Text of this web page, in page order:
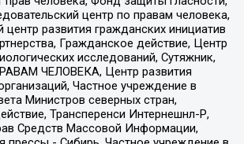
центр по правам человека,
развития гражданских инициатив
Гражданское действие, Центр
исследований, Сутяжник,
ЧЕЛОВЕКА, Центр развития
Частное учреждение в
Министров северных стран,
Трансперенси Интернешнл-Р,
Средств Массовой Информации,